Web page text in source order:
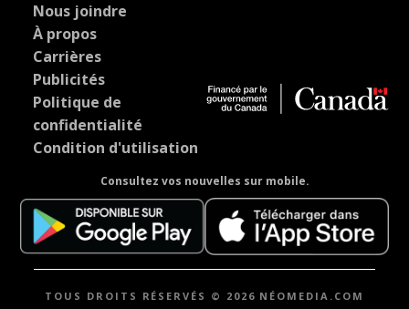
Nous joindre
À propos
Carrières
Publicités
Politique de
confidentialité
Condition d'utilisation
Consultez vos nouvelles sur mobile.
TOUS DROITS RÉSERVÉS © 2026 NÉOMEDIA.COM